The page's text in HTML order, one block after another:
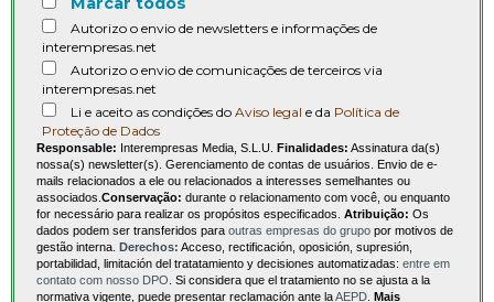
Autorizo o envio de newsletters e informações de
interempresas.net
Autorizo o envio de comunicações de terceiros via
interempresas.net
Li e aceito as condições do Aviso legal e da Política de
Proteção de Dados
Responsable: Interempresas Media, S.L.U. Finalidades: Assinatura da(s)
nossa(s) newsletter(s). Gerenciamento de contas de usuários. Envio de e-
mails relacionados a ele ou relacionados a interesses semelhantes ou
associados. Conservação: durante o relacionamento com você, ou enquanto
for necessário para realizar os propósitos especificados. Atribuição: Os
dados podem ser transferidos para outras empresas do grupo por motivos de
gestão interna. Derechos: Acceso, rectificación, oposición, supresión,
portabilidad, limitación del tratatamiento y decisiones automatizadas: entre em
contato com nosso DPO . Si considera que el tratamiento no se ajusta a la
normativa vigente, puede presentar reclamación ante laAEPD Mais